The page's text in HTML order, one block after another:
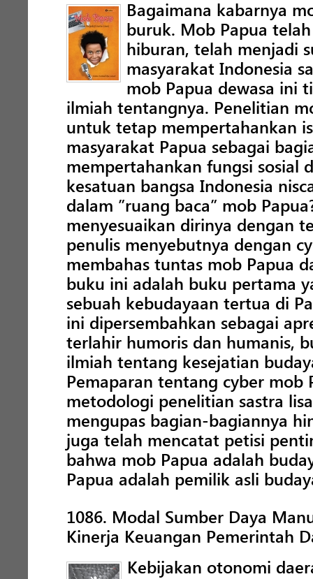
Bagaimana kabarnya
buruk. Mob Papua
hiburan, telah menjadi
masyarakat Indonesia
mob Papua dewasa ini
ilmiah tentangnya. Penelitian
untuk tetap mempertahankan
masyarakat Papua sebagai
mempertahankan fungsi sosial
kesatuan bangsa Indonesia
dalam ”ruang baca” mob
menyesuaikan dirinya dengan
penulis menyebutnya dengan
membahas tuntas mob Papua
buku ini adalah buku pertama
sebuah kebudayaan tertua di
ini dipersembahkan sebagai
terlahir humoris dan humanis,
ilmiah tentang kesejatian
Pemaparan tentang cyber
metodologi penelitian sastra
mengupas bagian-bagiannya
juga telah mencatat petisi
bahwa mob Papua adalah
Papua adalah pemilik asli
1086. Modal Sumber Daya
Kinerja Keuangan Pemerintah
Kebijakan otonomi